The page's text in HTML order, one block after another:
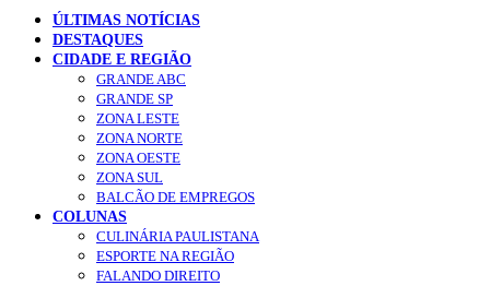
ÚLTIMAS NOTÍCIAS
DESTAQUES
CIDADE E REGIÃO
GRANDE ABC
GRANDE SP
ZONA LESTE
ZONA NORTE
ZONA OESTE
ZONA SUL
BALCÃO DE EMPREGOS
COLUNAS
CULINÁRIA PAULISTANA
ESPORTE NA REGIÃO
FALANDO DIREITO